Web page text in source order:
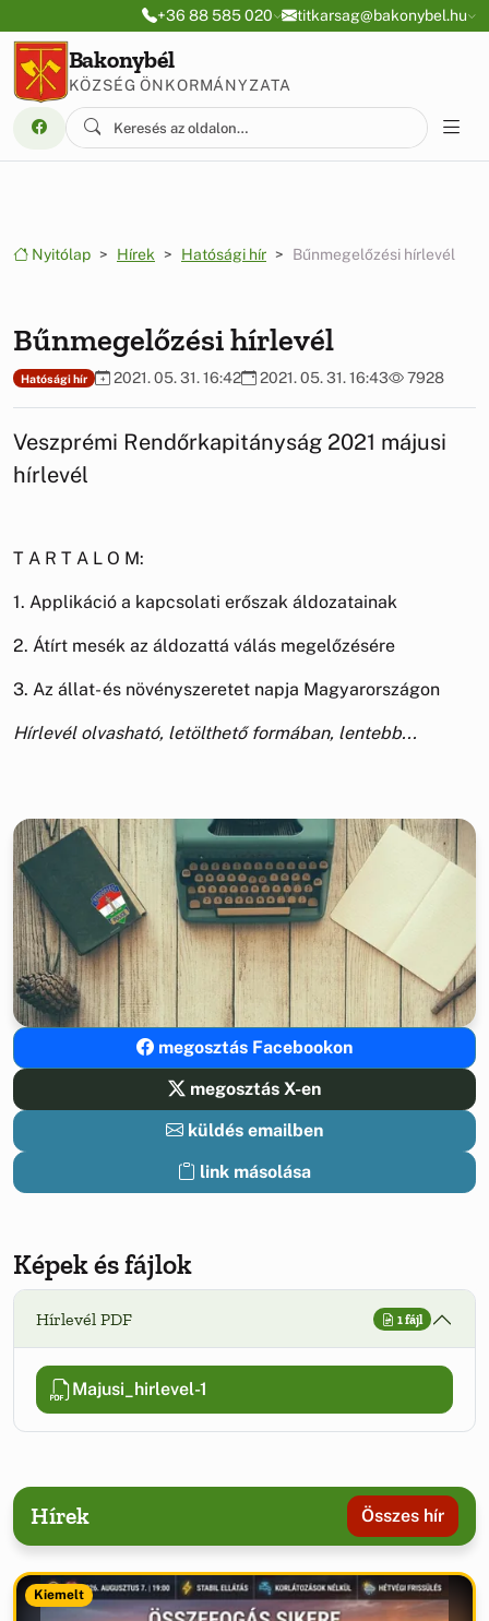
Ugrás a menüre
Ugrás a tartalomra+36 88 585 020 titkarsag@bakonybel.hu
Bakonybél
KÖZSÉG ÖNKORMÁNYZATA
Nyitólap Hírek Hatósági hír Bűnmegelőzési hírlevél
Bűnmegelőzési hírlevél
Hatósági hír 2021. 05. 31. 16:42 2021. 05. 31. 16:43 7928
Veszprémi Rendőrkapitányság 2021 májusi
hírlevél
T A R T A L O M:
1. Applikáció a kapcsolati erőszak áldozatainak
2. Átírt mesék az áldozattá válás megelőzésére
3. Az állat- és növényszeretet napja Magyarországon
Hírlevél olvasható, letölthető formában, lentebb...
megosztás Facebookon
megosztás X-en
küldés emailben
link másolása
Képek és fájlok
Hírlevél PDF 1 fájl
Majusi_hirlevel-1
Hírek Összes hír
Kiemelt